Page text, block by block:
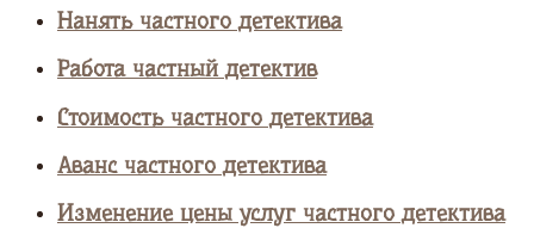
Нанять частного детектива
Работа частный детектив
Стоимость частного детектива
Аванс частного детектива
Изменение цены услуг частного детектива